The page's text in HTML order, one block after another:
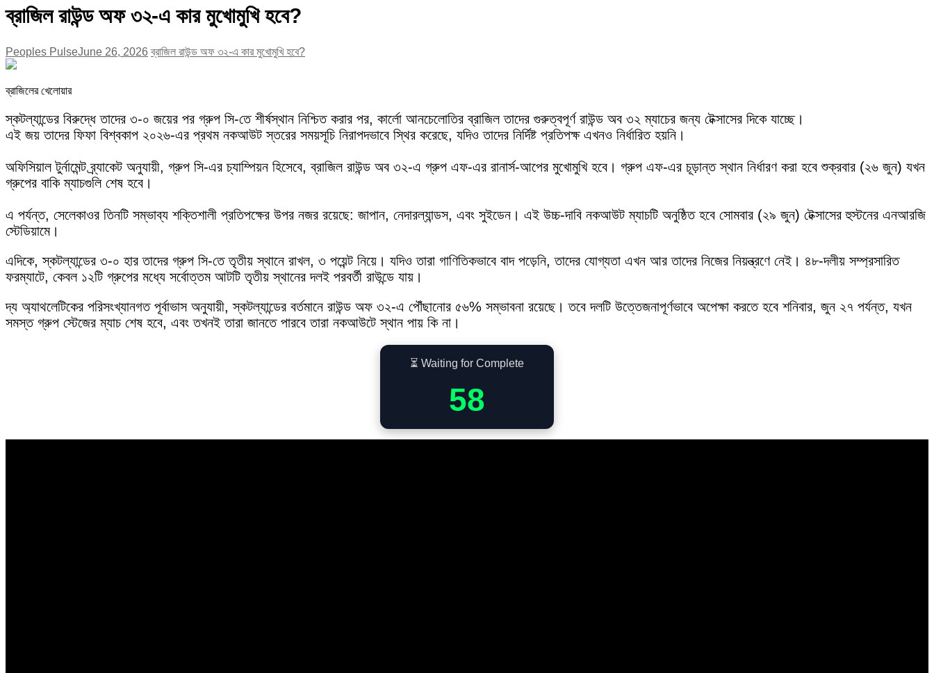
ব্রাজিল রাউন্ড অফ ৩২-এ কার মুখোমুখি হবে?
Peoples PulseJune 26, 2026 ব্রাজিল রাউন্ড অফ ৩২-এ কার মুখোমুখি হবে?
ব্রাজিলের খেলোয়ার
স্কটল্যান্ডের বিরুদ্ধে তাদের ৩-০ জয়ের পর গ্রুপ সি-তে শীর্ষস্থান নিশ্চিত করার পর, কার্লো আনচেলোতির ব্রাজিল তাদের গুরুত্বপূর্ণ রাউন্ড অব ৩২ ম্যাচের জন্য টেক্সাসের দিকে যাচ্ছে।
এই জয় তাদের ফিফা বিশ্বকাপ ২০২৬-এর প্রথম নকআউট স্তরের সময়সূচি নিরাপদভাবে স্থির করেছে, যদিও তাদের নির্দিষ্ট প্রতিপক্ষ এখনও নির্ধারিত হয়নি।
অফিসিয়াল টুর্নামেন্ট ব্র্যাকেট অনুযায়ী, গ্রুপ সি-এর চ্যাম্পিয়ন হিসেবে, ব্রাজিল রাউন্ড অব ৩২-এ গ্রুপ এফ-এর রানার্স-আপের মুখোমুখি হবে। গ্রুপ এফ-এর চূড়ান্ত স্থান নির্ধারণ করা হবে শুক্রবার (২৬ জুন) যখন
গ্রুপের বাকি ম্যাচগুলি শেষ হবে।
এ পর্যন্ত, সেলেকাওর তিনটি সম্ভাব্য শক্তিশালী প্রতিপক্ষের উপর নজর রয়েছে: জাপান, নেদারল্যান্ডস, এবং সুইডেন। এই উচ্চ-দাবি নকআউট ম্যাচটি অনুষ্ঠিত হবে সোমবার (২৯ জুন) টেক্সাসের হুস্টনের এনআরজি
স্টেডিয়ামে।
এদিকে, স্কটল্যান্ডের ৩-০ হার তাদের গ্রুপ সি-তে তৃতীয় স্থানে রাখল, ৩ পয়েন্ট নিয়ে। যদিও তারা গাণিতিকভাবে বাদ পড়েনি, তাদের যোগ্যতা এখন আর তাদের নিজের নিয়ন্ত্রণে নেই। ৪৮-দলীয় সম্প্রসারিত
ফরম্যাটে, কেবল ১২টি গ্রুপের মধ্যে সর্বোত্তম আটটি তৃতীয় স্থানের দলই পরবর্তী রাউন্ডে যায়।
দ্য অ্যাথলেটিকের পরিসংখ্যানগত পূর্বাভাস অনুযায়ী, স্কটল্যান্ডের বর্তমানে রাউন্ড অফ ৩২-এ পৌঁছানোর ৫৬% সম্ভাবনা রয়েছে। তবে দলটি উত্তেজনাপূর্ণভাবে অপেক্ষা করতে হবে শনিবার, জুন ২৭ পর্যন্ত, যখন
সমস্ত গ্রুপ স্টেজের ম্যাচ শেষ হবে, এবং তখনই তারা জানতে পারবে তারা নকআউটে স্থান পায় কি না।
⏳ Waiting for Complete
57